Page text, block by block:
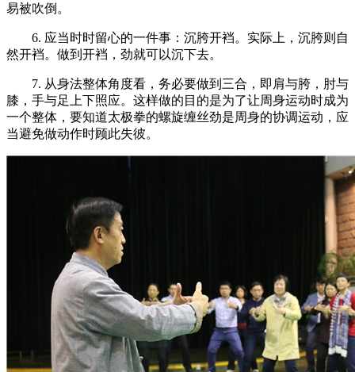
易被吹倒。
6. 应当时时留心的一件事：沉胯开裆。实际上，沉胯则自
然开裆。做到开裆，劲就可以沉下去。
7. 从身法整体角度看，务必要做到三合，即肩与胯，肘与
膝，手与足上下照应。这样做的目的是为了让周身运动时成为
一个整体，要知道太极拳的螺旋缠丝劲是周身的协调运动，应
当避免做动作时顾此失彼。